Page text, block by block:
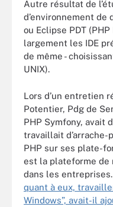
Autre résultat de
d’environnement de
ou Eclipse PDT
largement les IDE
de même -
UNIX).
Lors d’un entretien
Potentier, Pdg de
PHP Symfony, avait
travaillait d’arrache-
PHP sur ses plate-
est la plateforme de
dans les entreprises.
quant à eux,
Windows”, avait-il